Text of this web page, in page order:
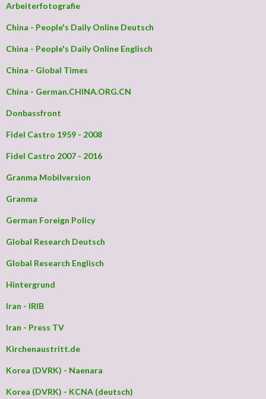
Arbeiterfotografie
China - People's Daily Online Deutsch
China - People's Daily Online Englisch
China - Global Times
China - German.CHINA.ORG.CN
Donbassfront
Fidel Castro 1959 - 2008
Fidel Castro 2007 - 2016
Granma Mobilversion
Granma
German Foreign Policy
Global Research Deutsch
Global Research Englisch
Hintergrund
Iran - IRIB
Iran - Press TV
Kirchenaustritt.de
Korea (DVRK) - Naenara
Korea (DVRK) - KCNA (deutsch)